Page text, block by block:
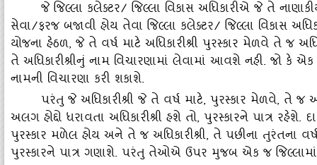
જે જિલ્લા કલેક્‍ટર/ જિલ્લા વિકાસ અધિકારીએ જે તે
સેવા/ફરજ બજાવી હોય તેવા જિલ્લા કલેક્‍ટર/ જિલ્લા વિકાસ
યોજના હેઠળ, જે તે વર્ષ માટે અધિકારીશ્રી પુરસ્‍કાર મેળવે તે જ
તે અધિકારીશ્રીનું નામ વિચારણામાં લેવામાં આવશે નહી. જો કે
નામની વિચારણા કરી શકાશે.
પરંતુ જે અધિકારીશ્રી જે તે વર્ષ માટે, પુરસ્‍કાર મેળવે, તે જ
અલગ હોદ્દો ધરાવતા અધિકારીશ્રી હશે તો, પુરસ્‍કારને પાત્ર રહેશે.
પુરસ્‍કાર મળેલ હોય અને તે જ અધિકારીશ્રી, તે પછીના તુરંતના
પુરસ્‍કારને પાત્ર ગણાશે. પરંતુ તેઓએ ઉપર મુજબ એક જ